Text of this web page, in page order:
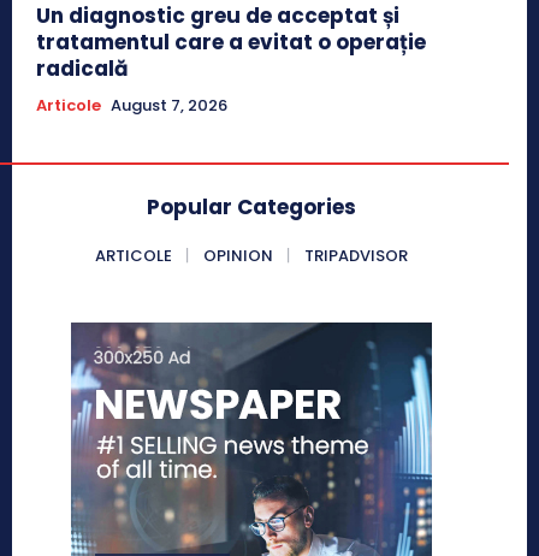
Un diagnostic greu de acceptat și
tratamentul care a evitat o operație
radicală
Articole August 7, 2026
Popular Categories
ARTICOLE OPINION TRIPADVISOR